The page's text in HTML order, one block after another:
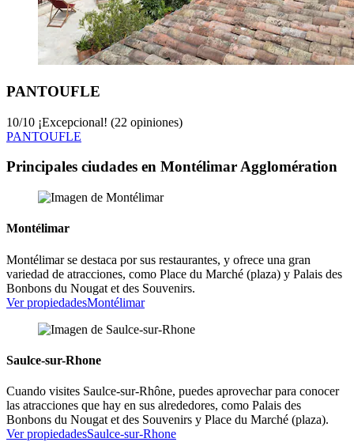
PANTOUFLE
10/10 ¡Excepcional! (22 opiniones)
PANTOUFLE
Principales ciudades en Montélimar Agglomération
Montélimar
Montélimar se destaca por sus restaurantes, y ofrece una gran
variedad de atracciones, como Place du Marché (plaza) y Palais des
Bonbons du Nougat et des Souvenirs.
Ver propiedadesMontélimar
Saulce-sur-Rhone
Cuando visites Saulce-sur-Rhône, puedes aprovechar para conocer
las atracciones que hay en sus alrededores, como Palais des
Bonbons du Nougat et des Souvenirs y Place du Marché (plaza).
Ver propiedadesSaulce-sur-Rhone